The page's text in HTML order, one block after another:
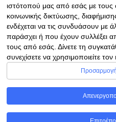
Copyright © 2022 |
Ραδιοφώνου με ♥ από
ιστότοπού μας από εσάς με τους
κοινωνικής δικτύωσης,
ενδέχεται να τις συνδυάσουν με
παράσχει ή που έχουν συλλέξει
τους από εσάς. Δίνετε τη
συνεχίσετε να χρησιμοποιείτε